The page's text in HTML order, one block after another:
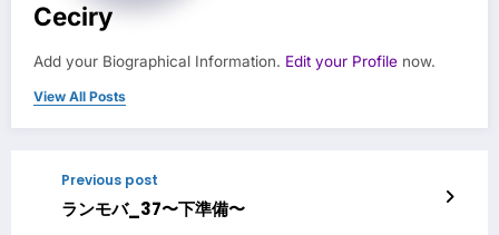
Ceciry
Add your Biographical Information. Edit your Profile now.
View All Posts
Previous post
ランモバ_37〜下準備〜